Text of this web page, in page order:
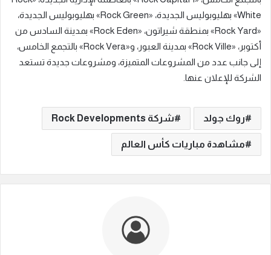
White» بهليوبوليس الجديدة، «Rock Green» بهليوبوليس الجديدة،
«Rock Yard» بمنطقة شيراتون، «Rock Eden» بمدينة السادس من
أكتوبر، «Rock Ville» بمدينة العبور، و«Rock Vera» بالتجمع الخامس،
إلى جانب عدد من المشروعات المتميزة، ومشروعات جديدة تستعد
الشركة للإعلان عنها.
روك جولد شركة Rock Developments
مشاهدة مباريات كأس العالم